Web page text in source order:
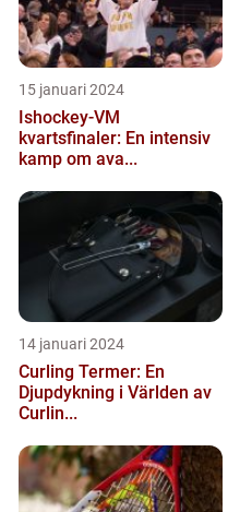
15 januari 2024
Ishockey-VM
kvartsfinaler: En intensiv
kamp om ava...
14 januari 2024
Curling Termer: En
Djupdykning i Världen av
Curlin...